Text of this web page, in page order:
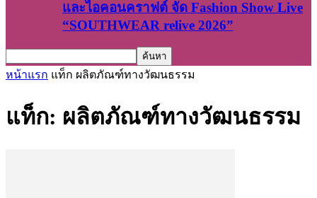
และไอคอนคราฟต์ จัด Fashion Show Live
“SOUTHWEAR relive 2026”
หน้าแรก แท็ก ผลิตภัณฑ์ทางวัฒนธรรม
แท็ก: ผลิตภัณฑ์ทางวัฒนธรรม